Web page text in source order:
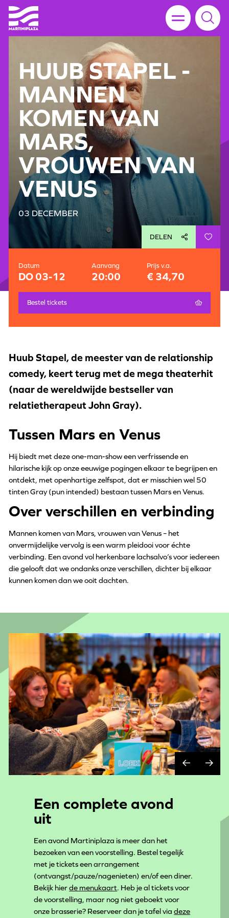
HUUB STAPEL -
MANNEN
KOMEN VAN
MARS,
VROUWEN VAN
VENUS
03 DECEMBER
Huub Stapel, de meester van de relationship
comedy, keert terug met de mega theaterhit
(naar de wereldwijde bestseller van
relatietherapeut John Gray).
Tussen Mars en Venus
Hij biedt met deze one-man-show een verfrissende en
hilarische kijk op onze eeuwige pogingen elkaar te begrijpen en
ontdekt, met openhartige zelfspot, dat er misschien wel 50
tinten Gray (pun intended) bestaan tussen Mars en Venus.
Over verschillen en verbinding
Mannen komen van Mars, vrouwen van Venus – het
onvermijdelijke vervolg is een warm pleidooi voor échte
verbinding. Een avond vol herkenbare lachsalvo’s voor iedereen
die gelooft dat we ondanks onze verschillen, dichter bij elkaar
kunnen komen dan we ooit dachten.
DELEN
Datum
DO 03-12
Aanvang
20:00
Prijs v.a.
€ 34,70
Bestel tickets
Een complete avond
uit
Een avond Martiniplaza is meer dan het
bezoeken van een voorstelling. Bestel tegelijk
met je tickets een arrangement
(ontvangst/pauze/nagenieten) en/of een diner.
Bekijk hierde menukaart. Heb je al tickets voor
de voorstelling, maar nog niet geboekt voor
onze brasserie? Reserveer dan je tafel viadeze